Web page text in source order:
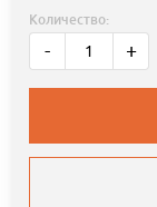
Количество:
- +